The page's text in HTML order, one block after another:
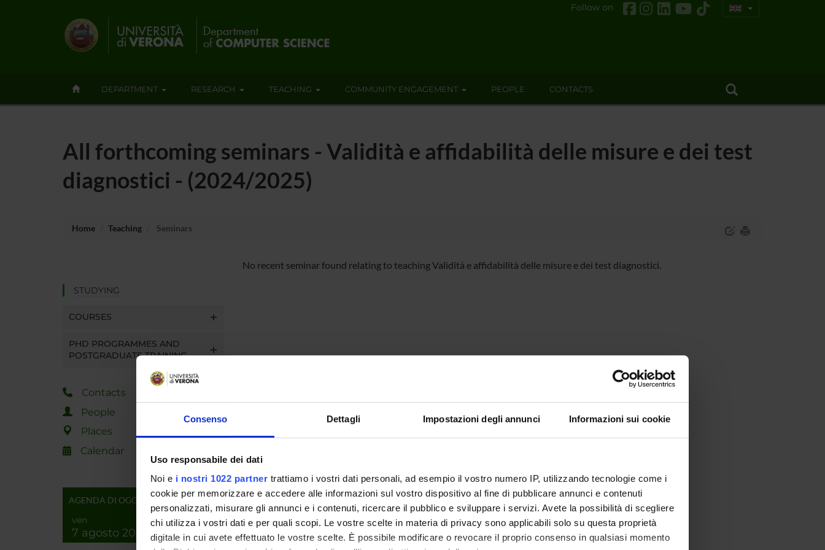
Consenso Dettagli Impostazioni degli annunci Informazioni sui cookie
Uso responsabile dei dati
Noi e i nostri 1022 partner trattiamo i vostri dati personali, ad esempio il vostro numero IP, utilizzando tecnologie come i
cookie per memorizzare e accedere alle informazioni sul vostro dispositivo al fine di pubblicare annunci e contenuti
personalizzati, misurare gli annunci e i contenuti, ricercare il pubblico e sviluppare i servizi. Avete la possibilità di scegliere
chi utilizza i vostri dati e per quali scopi. Le vostre scelte in materia di privacy sono applicabili solo su questa proprietà
digitale in cui avete effettuato le vostre scelte. È possibile modificare o revocare il proprio consenso in qualsiasi momento
Follow on
DEPARTMENT RESEARCH TEACHING COMMUNITY ENGAGEMENT PEOPLE CONTACTS
All forthcoming seminars - Validità e affidabilità delle misure e dei test
diagnostici - (2024/2025)
Home Teaching Seminars
STUDYING
COURSES
PHD PROGRAMMES AND
POSTGRADUATE TRAINING
Contacts
People
Places
Calendar
AGENDA DI OGGI
ven
7 agosto 2026
No recent seminar found relating to teaching Validità e affidabilità delle misure e dei test diagnostici.